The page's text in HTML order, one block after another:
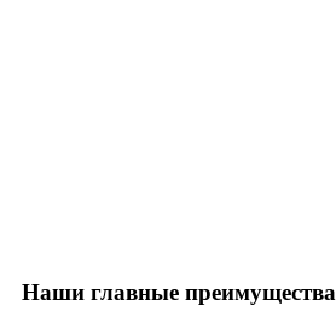
Наши главные преимущества